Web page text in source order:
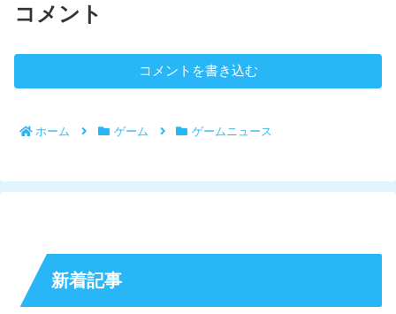
コメント
コメントを書き込む
ホーム ゲーム ゲームニュース
新着記事